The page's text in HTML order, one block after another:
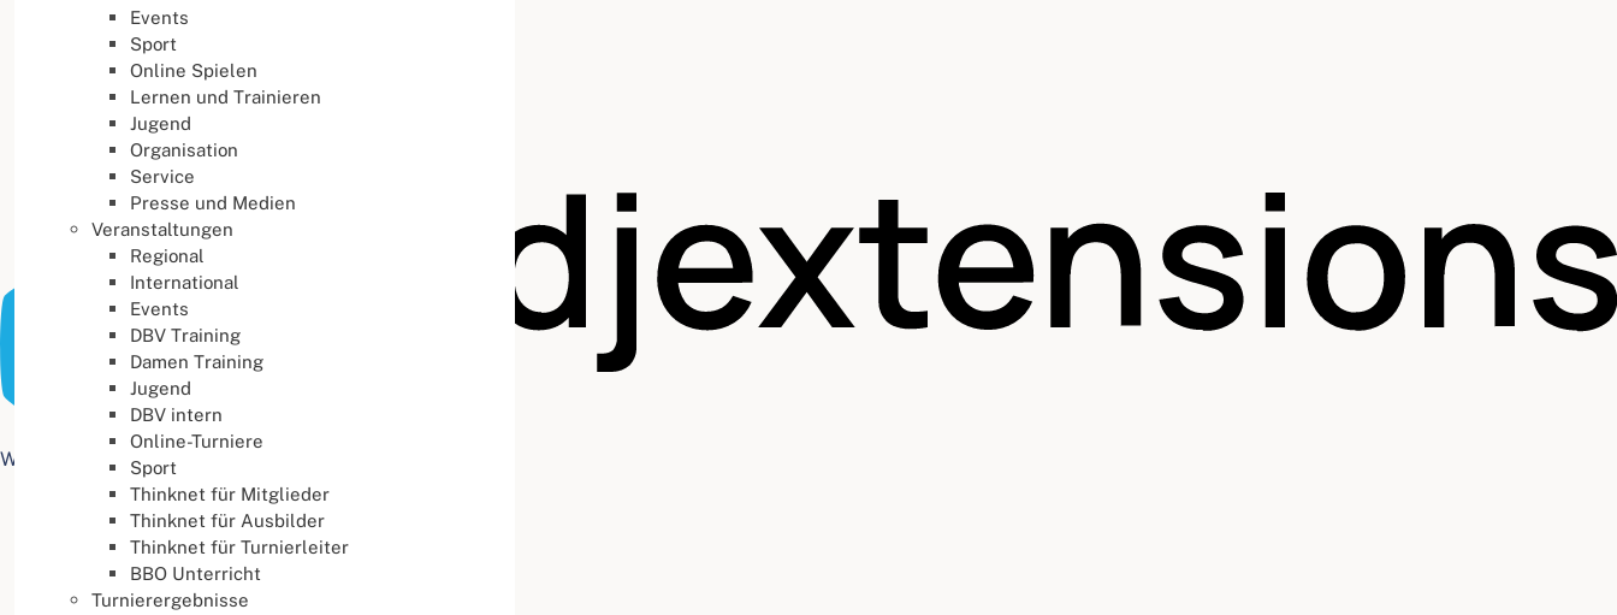
Buchstabenabstand
Web Accessibility plugin
Events
Sport
Online Spielen
Lernen und Trainieren
Jugend
Organisation
Service
Presse und Medien
Veranstaltungen
Regional
International
Events
DBV Training
Damen Training
Jugend
DBV intern
Online-Turniere
Sport
Thinknet für Mitglieder
Thinknet für Ausbilder
Thinknet für Turnierleiter
BBO Unterricht
Turnierergebnisse